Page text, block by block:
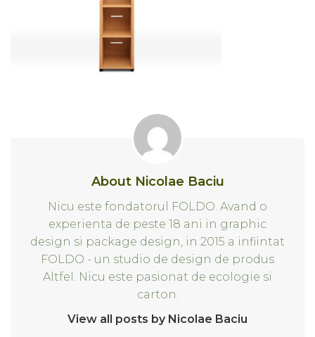
About Nicolae Baciu
Nicu este fondatorul FOLDO. Avand o
experienta de peste 18 ani in graphic
design si package design, in 2015 a infiintat
FOLDO - un studio de design de produs
Altfel. Nicu este pasionat de ecologie si
carton.
View all posts by Nicolae Baciu